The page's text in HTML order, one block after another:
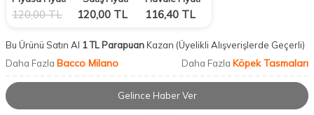
120,00TL 120,00 TL 116,40 TL
Bu Ürünü Satın Al 1 TL ParapuanKazan (Üyelikli Alışverişlerde Geçerli)
Daha Fazla Bacco Milano Daha Fazla Köpek Tasmaları
Gelince Haber Ver